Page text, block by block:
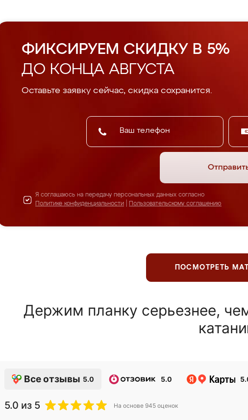
ФИКСИРУЕМ СКИДКУ В 5%
ДО КОНЦА АВГУСТА
Оставьте заявку сейчас, скидка сохранится.
Я соглашаюсь на передачу персональных данных согласно
Политике конфиденциальности
Пользовательскому соглашению
ПОСМОТРЕТЬ
Держим планку серьезнее,
Все отзывы 5.0 5.0
5.0 из 5 На основе 945 оценок